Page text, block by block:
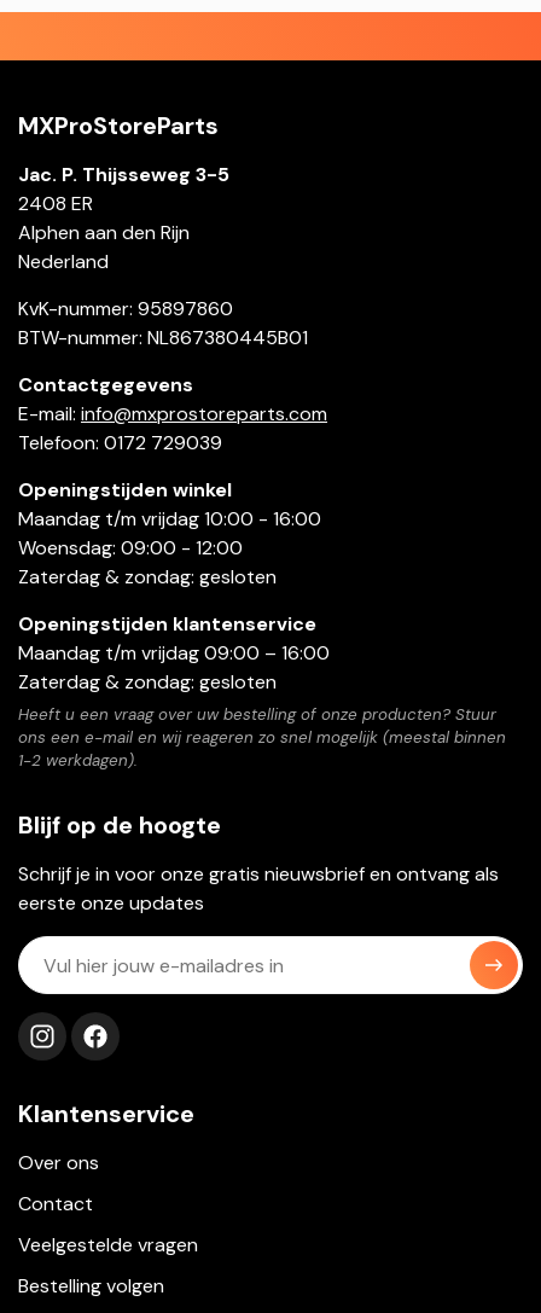
MXProStoreParts
Jac. P. Thijsseweg 3-5
2408 ER
Alphen aan den Rijn
Nederland
KvK-nummer: 95897860
BTW-nummer: NL867380445B01
Contactgegevens
E-mail: info@mxprostoreparts.com
Telefoon: 0172 729039
Openingstijden winkel
Maandag t/m vrijdag 10:00 - 16:00
Woensdag: 09:00 - 12:00
Zaterdag & zondag: gesloten
Openingstijden klantenservice
Maandag t/m vrijdag 09:00 – 16:00
Zaterdag & zondag: gesloten
Heeft u een vraag over uw bestelling of onze producten? Stuur
ons een e-mail en wij reageren zo snel mogelijk (meestal binnen
1-2 werkdagen).
Blijf op de hoogte
Schrijf je in voor onze gratis nieuwsbrief en ontvang als
eerste onze updates
Volg ons op instagram
Volg ons op facebook
Klantenservice
Over ons
Contact
Veelgestelde vragen
Bestelling volgen